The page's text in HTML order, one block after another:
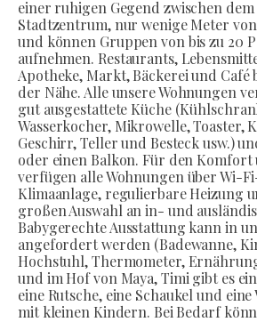
einer ruhigen Gegend zwischen
Stadtzentrum, nur wenige Meter
und können Gruppen von bis zu 20
aufnehmen. Restaurants,
Apotheke, Markt, Bäckerei und Café
der Nähe. Alle unsere Wohnungen
gut ausgestattete Küche
Wasserkocher, Mikrowelle, Toaster,
Geschirr, Teller und Besteck usw.)
oder einen Balkon. Für den Komfort
verfügen alle Wohnungen über Wi-
Klimaanlage, regulierbare Heizung
großen Auswahl an in- und
Babygerechte Ausstattung kann in
angefordert werden (Badewanne,
Hochstuhl, Thermometer,
und im Hof von Maya, Timi gibt es
eine Rutsche, eine Schaukel und
mit kleinen Kindern. Bei Bedarf